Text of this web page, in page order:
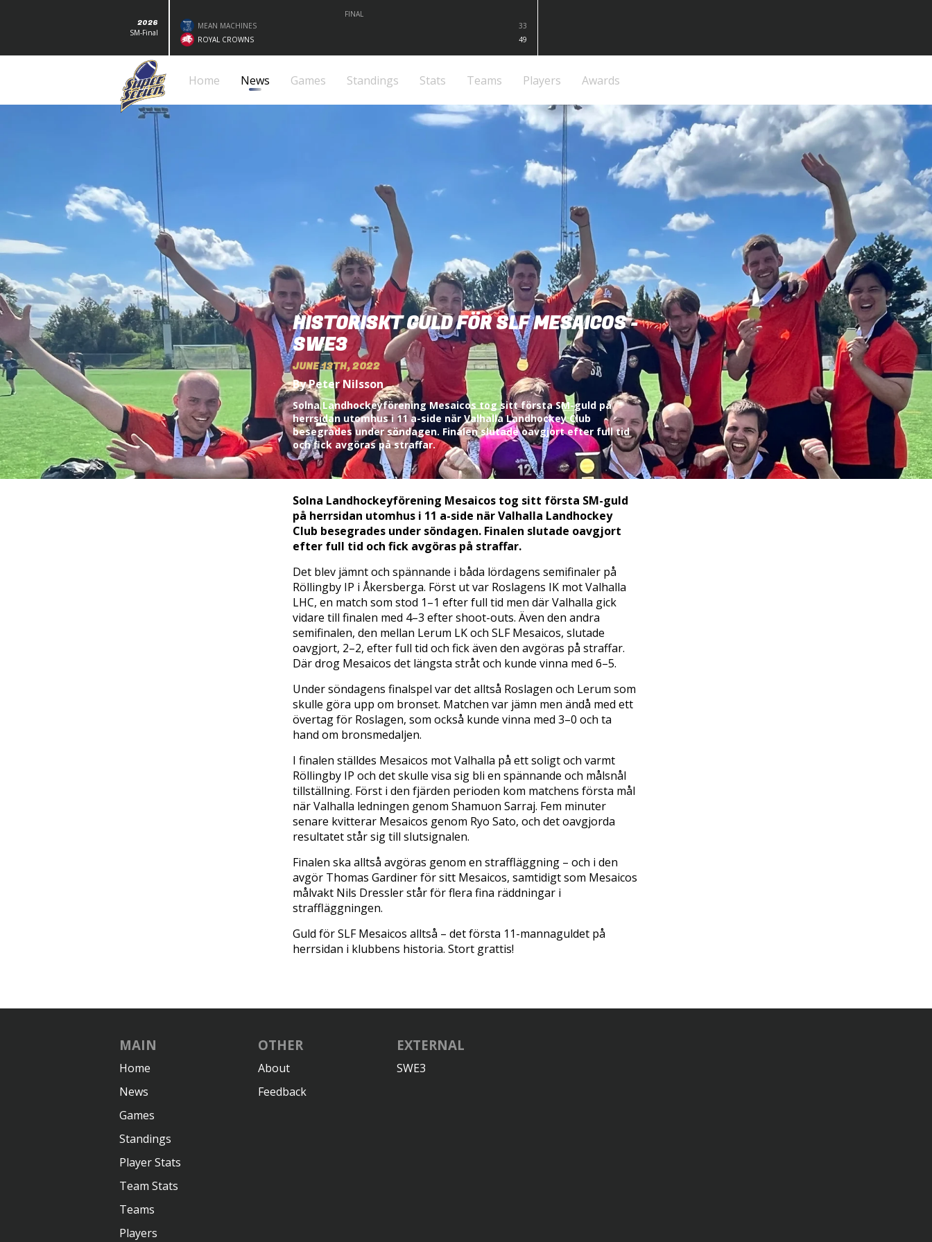
2026
SM-Final
FINAL
MEAN MACHINES
33
ROYAL CROWNS
49
Home News Games Standings Stats Teams Players Awards
HISTORISKT GULD FÖR SLF MESAICOS -
SWE3
JUNE 13TH, 2022
By Peter Nilsson
Solna Landhockeyförening Mesaicos tog sitt första SM-guld på
herrsidan utomhus i 11 a-side när Valhalla Landhockey Club
besegrades under söndagen. Finalen slutade oavgjort efter full tid
och fick avgöras på straffar.
Solna Landhockeyförening Mesaicos tog sitt första SM-guld
på herrsidan utomhus i 11 a-side när Valhalla Landhockey
Club besegrades under söndagen. Finalen slutade oavgjort
efter full tid och fick avgöras på straffar.
Det blev jämnt och spännande i båda lördagens semifinaler på
Röllingby IP i Åkersberga. Först ut var Roslagens IK mot Valhalla
LHC, en match som stod 1–1 efter full tid men där Valhalla gick
vidare till finalen med 4–3 efter shoot-outs. Även den andra
semifinalen, den mellan Lerum LK och SLF Mesaicos, slutade
oavgjort, 2–2, efter full tid och fick även den avgöras på straffar.
Där drog Mesaicos det längsta stråt och kunde vinna med 6–5.
Under söndagens finalspel var det alltså Roslagen och Lerum som
skulle göra upp om bronset. Matchen var jämn men ändå med ett
övertag för Roslagen, som också kunde vinna med 3–0 och ta
hand om bronsmedaljen.
I finalen ställdes Mesaicos mot Valhalla på ett soligt och varmt
Röllingby IP och det skulle visa sig bli en spännande och målsnål
tillställning. Först i den fjärden perioden kom matchens första mål
när Valhalla ledningen genom Shamuon Sarraj. Fem minuter
senare kvitterar Mesaicos genom Ryo Sato, och det oavgjorda
resultatet står sig till slutsignalen.
Finalen ska alltså avgöras genom en straffläggning – och i den
avgör Thomas Gardiner för sitt Mesaicos, samtidigt som Mesaicos
målvakt Nils Dressler står för flera fina räddningar i
straffläggningen.
Guld för SLF Mesaicos alltså – det första 11-mannaguldet på
herrsidan i klubbens historia. Stort grattis!
MAIN
Home
News
Games
Standings
Player Stats
Team Stats
Teams
Players
OTHER
About
Feedback
EXTERNAL
SWE3